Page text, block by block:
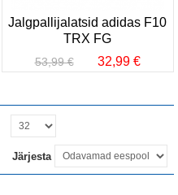
Jalgpallijalatsid adidas F10
TRX FG
53,99 € 32,99 €
Järjesta